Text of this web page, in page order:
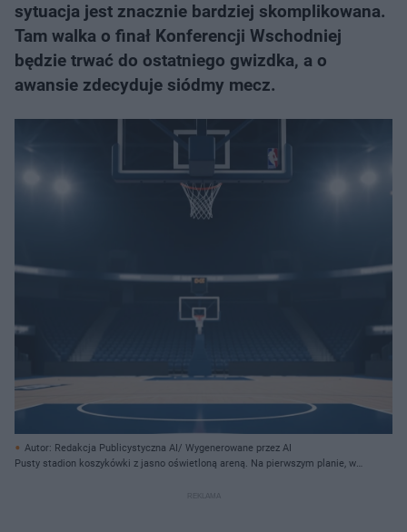
sytuacja jest znacznie bardziej skomplikowana.
Tam walka o finał Konferencji Wschodniej
będzie trwać do ostatniego gwizdka, a o
awansie zdecyduje siódmy mecz.
Autor: Redakcja Publicystyczna AI/ Wygenerowane przez AI
Pusty stadion koszykówki z jasno oświetloną areną. Na pierwszym planie, w
ciemnoniebieskiej tablicy z białymi liniami i małym logo w prawym górnym